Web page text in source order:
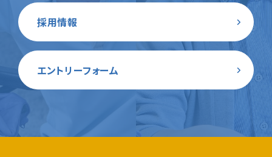
採用情報
エントリーフォーム